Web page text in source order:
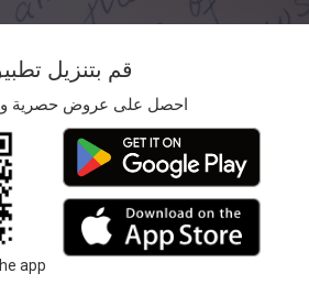
قم بتنزيل
احصل على عروض حصرية
app